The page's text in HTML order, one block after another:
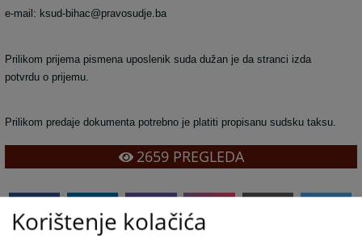
e-mail: ksud-bihac@pravosudje.ba
Prilikom prijema pismena uposlenik suda dužan je da stranci izda
potvrdu o prijemu.
Prilikom predaje dokumenta potrebno je platiti propisanu sudsku taksu.
2659PREGLEDA
Korištenje kolačića